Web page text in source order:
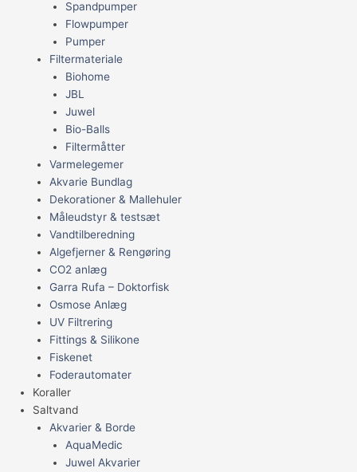
Spandpumper
Flowpumper
Pumper
Filtermateriale
Biohome
JBL
Juwel
Bio-Balls
Filtermåtter
Varmelegemer
Akvarie Bundlag
Dekorationer & Mallehuler
Måleudstyr & testsæt
Vandtilberedning
Algefjerner & Rengøring
CO2 anlæg
Garra Rufa – Doktorfisk
Osmose Anlæg
UV Filtrering
Fittings & Silikone
Fiskenet
Foderautomater
Koraller
Saltvand
Akvarier & Borde
AquaMedic
Juwel Akvarier